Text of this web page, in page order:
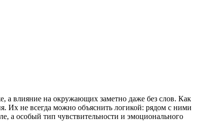
а влияние на окружающих заметно даже без слов. Как
Их не всегда можно объяснить логикой: рядом с ними
а особый тип чувствительности и эмоционального